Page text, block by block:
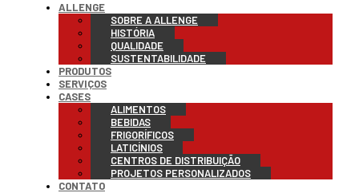
ALLENGE
SOBRE A ALLENGE
HISTÓRIA
QUALIDADE
SUSTENTABILIDADE
PRODUTOS
SERVIÇOS
CASES
ALIMENTOS
BEBIDAS
FRIGORÍFICOS
LATICÍNIOS
CENTROS DE DISTRIBUIÇÃO
PROJETOS PERSONALIZADOS
CONTATO